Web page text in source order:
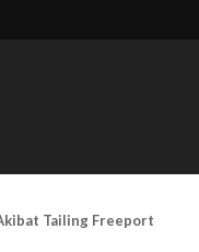
Tailing Freeport